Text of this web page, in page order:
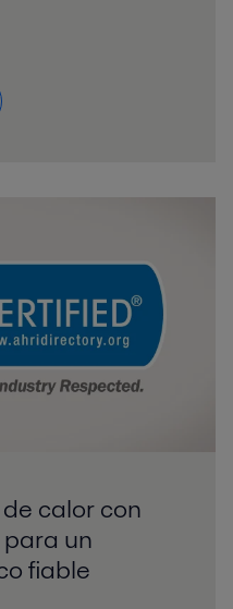
calor con
un
fiable